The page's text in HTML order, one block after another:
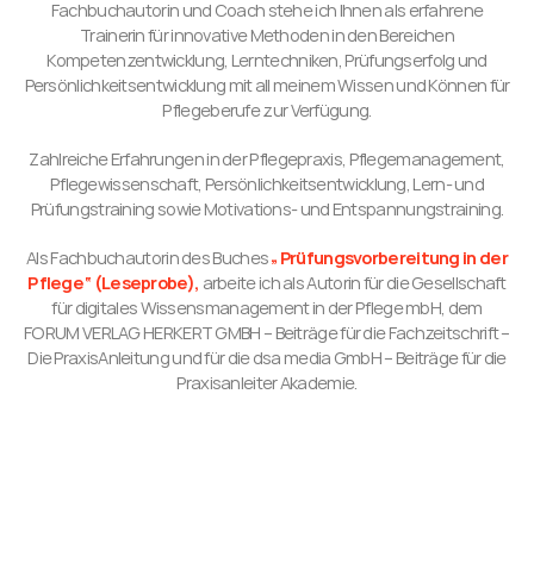
Fachbuchautorin und Coach stehe ich Ihnen als erfahrene
Trainerin für innovative Methoden in den Bereichen
Kompetenzentwicklung, Lerntechniken, Prüfungserfolg und
Persönlichkeitsentwicklung mit all meinem Wissen und Können für
Pflegeberufe zur Verfügung.
Zahlreiche Erfahrungen in der Pflegepraxis, Pflegemanagement,
Pflegewissenschaft, Persönlichkeitsentwicklung, Lern- und
Prüfungstraining sowie Motivations- und Entspannungstraining.
Als Fachbuchautorin des Buches„Prüfungsvorbereitung in der
Pflege“ (Leseprobe), arbeite ich als Autorin für die Gesellschaft
für digitales Wissensmanagement in der Pflege mbH, dem
FORUM VERLAG HERKERT GMBH – Beiträge für die Fachzeitschrift –
Die PraxisAnleitung und für die dsa media GmbH – Beiträge für die
Praxisanleiter Akademie.